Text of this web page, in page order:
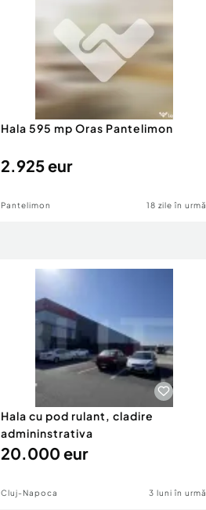
Hala 595 mp Oras Pantelimon
2.925 eur
Pantelimon 18 zile în urmă
Hala cu pod rulant, cladire
admininstrativa
20.000 eur
Cluj-Napoca 3 luni în urmă